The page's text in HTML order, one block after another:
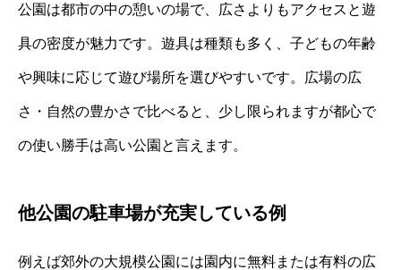
公園は都市の中の憩いの場で、広さよりもアクセスと遊
具の密度が魅力です。遊具は種類も多く、子どもの年齢
や興味に応じて遊び場所を選びやすいです。広場の広
さ・自然の豊かさで比べると、少し限られますが都心で
の使い勝手は高い公園と言えます。
他公園の駐車場が充実している例
例えば郊外の大規模公園には園内に無料または有料の広